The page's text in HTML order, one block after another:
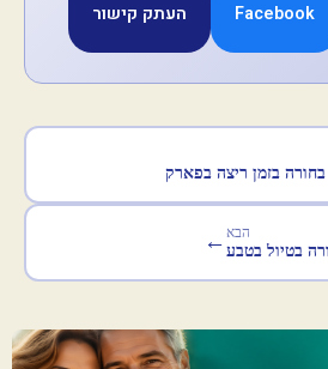
Facebook העתק קישור
בזמן ריצה בפארק
הבא
בטיול בטבע ←